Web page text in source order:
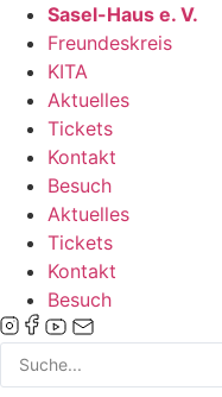
Zum
Inhalt
wechseln
Sasel-Haus e. V.
Freundeskreis
KITA
Aktuelles
Tickets
Kontakt
Besuch
Aktuelles
Tickets
Kontakt
Besuch
Search